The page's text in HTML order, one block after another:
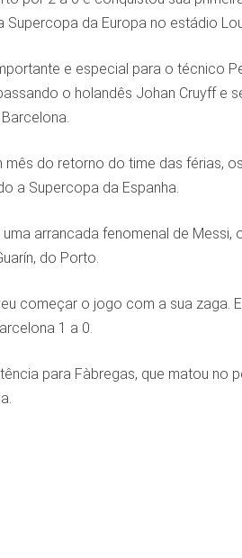
Supercopa da Europa no estádio
e especial para o técnico
o holandês Johan Cruyff e
mês do retorno do time das férias,
a Supercopa da Espanha.
arrancada fenomenal de Messi,
do Porto.
começar o jogo com a sua zaga.
1 a 0.
para Fàbregas, que matou no